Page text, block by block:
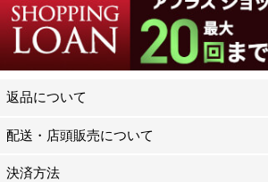
返品について
配送・店頭販売について
決済方法